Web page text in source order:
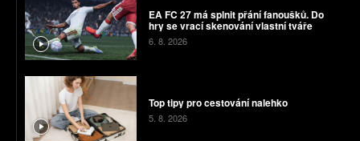
EA FC 27 má splnit přání fanoušků. Do
hry se vrací skenování vlastní tváře
6. 8. 2026
Top tipy pro cestování nalehko
5. 8. 2026